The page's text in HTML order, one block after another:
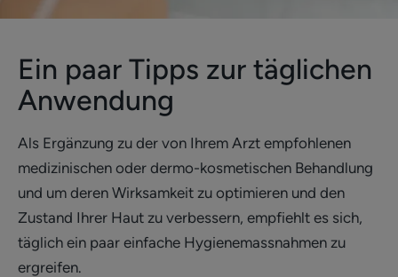
Ein paar Tipps zur täglichen
Anwendung
Als Ergänzung zu der von Ihrem Arzt empfohlenen
medizinischen oder dermo-kosmetischen Behandlung
und um deren Wirksamkeit zu optimieren und den
Zustand Ihrer Haut zu verbessern, empfiehlt es sich,
täglich ein paar einfache Hygienemassnahmen zu
ergreifen.